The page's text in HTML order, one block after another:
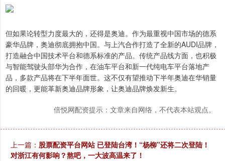
但如果论转型力度最大的，还得是奥迪。作为最重视中国市场的德系
豪华品牌，奥迪彻底拥抱中国。与上汽合作打造了全新的AUDI品牌，
打造融合中国技术平台和德系标准的产品。传统产品线方面，也积极
与智能驾驶头部华为合作，在油车平台和新一代纯电车平台落地产
品，多款产品将在下半年面世。这不仅有望推动下半年奥迪在华销量
的回暖，更能革新奥迪品牌形象，让奥迪品牌焕发新生。
倍悦网配资提示：文章来自网络，不代表本站观点。
上一篇： 股票配资平台网站 已登陆台湾！“杨柳”还将二次登陆！
对浙江有何影响？熬吧，一大波高温来了！